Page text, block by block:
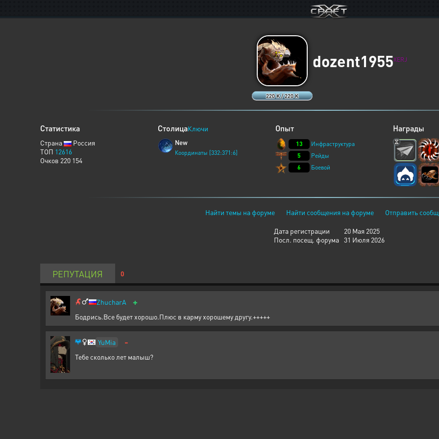
220 K / 220 K
dozent1955XERJ
Статистика
Страна
Россия
ТОП 12616
Очков 220 154
СтолицаКлючи
New
Координаты [332:371:6]
Опыт
13
Инфраструктура
5
Рейды
6
Боевой
Награды
Найти темы на форуме Найти сообщения на форуме Отправить
Дата регистрации
20 Мая 2025
Посл. посещ. форума 31 Июля 2026
РЕПУТАЦИЯ 0
ZhucharA +
Бодрись.Все будет хорошо.Плюс в карму хорошему другу.+++++
YuMia -
Тебе сколько лет малыш?